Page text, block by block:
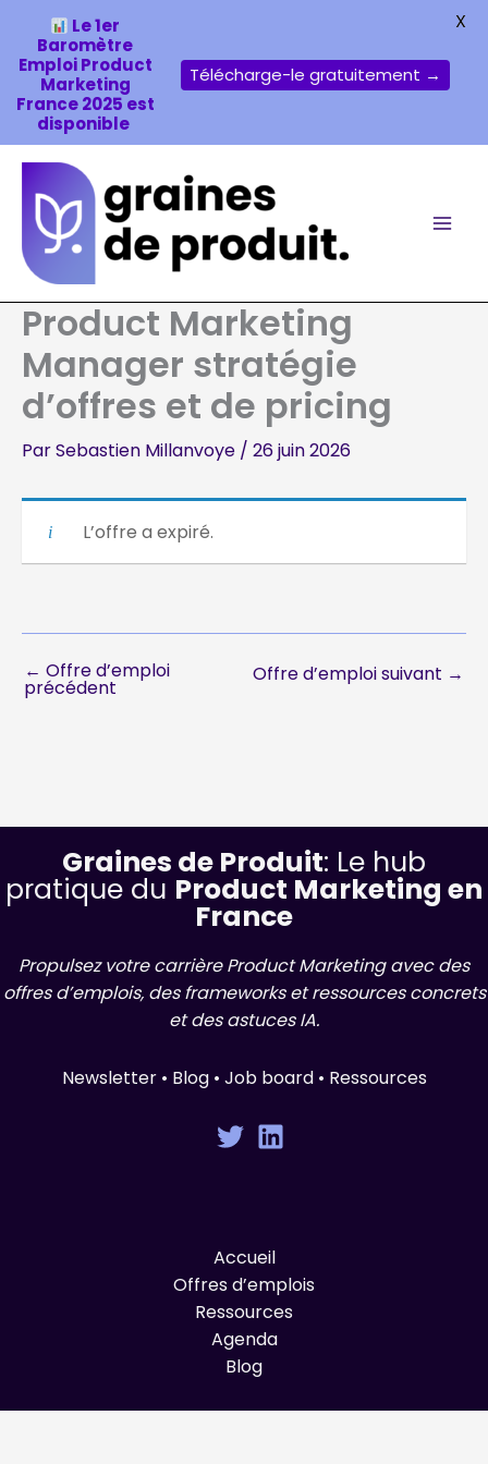
Aller
contenu
Product Marketing
Manager stratégie
d’offres et de pricing
ParSebastien Millanvoye / 26 juin 2026
L’offre a expiré.
← Offre d’emploi
précédent
Offre d’emploi suivant →
Graines de Produit: Le hub
pratique du Product Marketing en
France
Propulsez votre carrière Product Marketing avec des
offres d’emplois, des frameworks et ressources concrets
et des astuces IA.
Newsletter • Blog • Job board • Ressources
Accueil
Offres d’emplois
Ressources
Agenda
Blog
Le 1er
Baromètre
Emploi Product
Marketing
France 2025 est
disponible
Télécharge-le gratuitement →
X